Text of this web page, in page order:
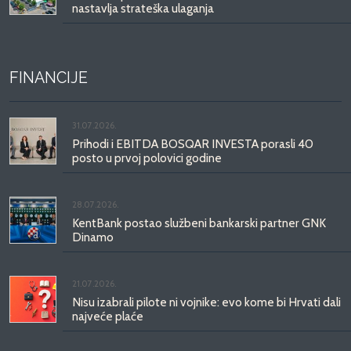
nastavlja strateška ulaganja
FINANCIJE
31.07.2026.
Prihodi i EBITDA BOSQAR INVESTA porasli 40
posto u prvoj polovici godine
28.07.2026.
KentBank postao službeni bankarski partner GNK
Dinamo
21.07.2026.
Nisu izabrali pilote ni vojnike: evo kome bi Hrvati dali
najveće plaće